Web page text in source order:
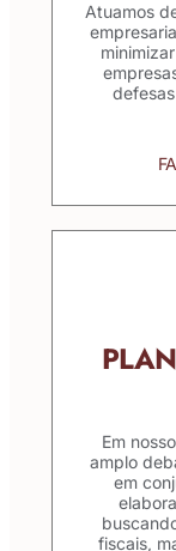
Atuamos
Em
amplo
em
fiscais,